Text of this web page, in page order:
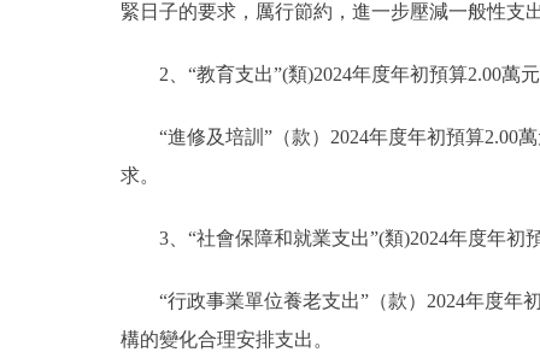
緊日子的要求，厲行節約，進一步壓減一般性支
2、“教育支出”(類)2024年度年初預算2.00萬
“進修及培訓”（款）2024年度年初預算2.00
求。
3、“社會保障和就業支出”(類)2024年度年初
“行政事業單位養老支出”（款）2024年度年
構的變化合理安排支出。